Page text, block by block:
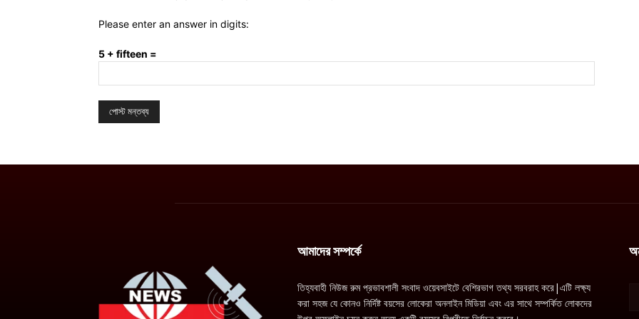
Please enter an answer in digits:
5 + fifteen =
আমাদের সম্পর্কে
তিহ্যবাহী নিউজ রুম প্রভাবশালী সংবাদ ওয়েবসাইটে বেশিরভাগ তথ্য সরবরাহ করে|এটি লক্ষ্য
করা সহজ যে কোনও নির্দিষ্ট বয়সের লোকেরা অনলাইন মিডিয়া এবং এর সাথে সম্পর্কিত লোকদের